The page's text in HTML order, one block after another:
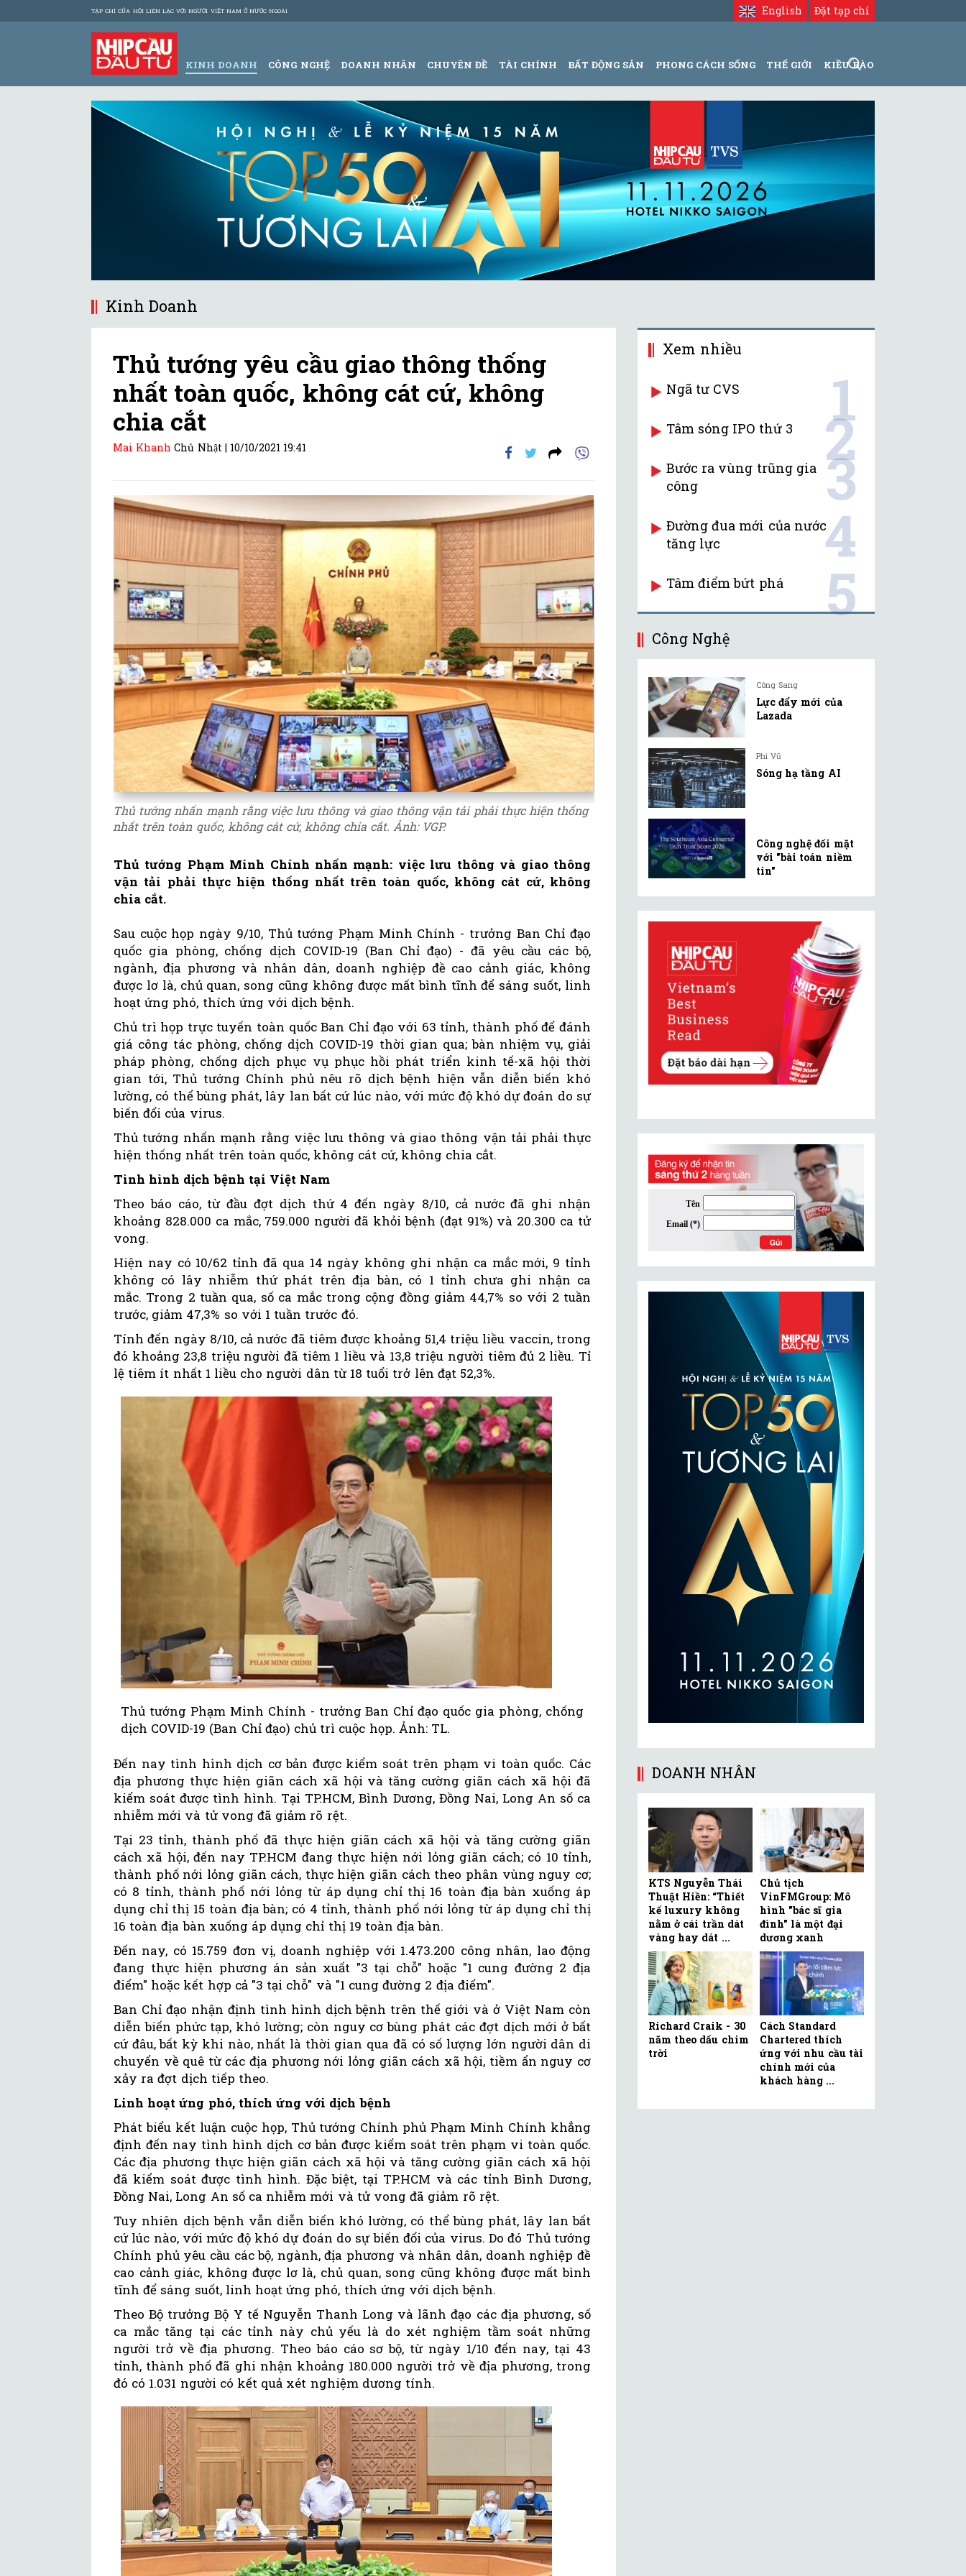
TẠP CHÍ CỦA HỘI LIÊN LẠC VỚI NGƯỜI VIỆT NAM Ở NƯỚC NGOÀI Đặt tạp chí
English
KINH DOANH CÔNG NGHỆ DOANH NHÂN CHUYÊN ĐỀ TÀI CHÍNH BẤT ĐỘNG SẢN PHONG CÁCH SỐNG THẾ GIỚI KIỀU BÀO
Kinh Doanh
Thủ tướng yêu cầu giao thông thống
nhất toàn quốc, không cát cứ, không
chia cắt
Mai Khanh Chủ Nhật | 10/10/2021 19:41
Thủ tướng nhấn mạnh rằng việc lưu thông và giao thông vận tải phải thực hiện thống
nhất trên toàn quốc, không cát cứ, không chia cắt. Ảnh: VGP.
Thủ tướng Phạm Minh Chính nhấn mạnh: việc lưu thông và giao thông
vận tải phải thực hiện thống nhất trên toàn quốc, không cát cứ, không
chia cắt.
Sau cuộc họp ngày 9/10, Thủ tướng Phạm Minh Chính - trưởng Ban Chỉ đạo
quốc gia phòng, chống dịch COVID-19 (Ban Chỉ đạo) - đã yêu cầu các bộ,
ngành, địa phương và nhân dân, doanh nghiệp đề cao cảnh giác, không
được lơ là, chủ quan, song cũng không được mất bình tĩnh để sáng suốt, linh
hoạt ứng phó, thích ứng với dịch bệnh.
Chủ trì họp trực tuyến toàn quốc Ban Chỉ đạo với 63 tỉnh, thành phố để đánh
giá công tác phòng, chống dịch COVID-19 thời gian qua; bàn nhiệm vụ, giải
pháp phòng, chống dịch phục vụ phục hồi phát triển kinh tế-xã hội thời
gian tới, Thủ tướng Chính phủ nêu rõ dịch bệnh hiện vẫn diễn biến khó
lường, có thể bùng phát, lây lan bất cứ lúc nào, với mức độ khó dự đoán do sự
biến đổi của virus.
Thủ tướng nhấn mạnh rằng việc lưu thông và giao thông vận tải phải thực
hiện thống nhất trên toàn quốc, không cát cứ, không chia cắt.
Tình hình dịch bệnh tại Việt Nam
Theo báo cáo, từ đầu đợt dịch thứ 4 đến ngày 8/10, cả nước đã ghi nhận
khoảng 828.000 ca mắc, 759.000 người đã khỏi bệnh (đạt 91%) và 20.300 ca tử
vong.
Hiện nay có 10/62 tỉnh đã qua 14 ngày không ghi nhận ca mắc mới, 9 tỉnh
không có lây nhiễm thứ phát trên địa bàn, có 1 tỉnh chưa ghi nhận ca
mắc. Trong 2 tuần qua, số ca mắc trong cộng đồng giảm 44,7% so với 2 tuần
trước, giảm 47,3% so với 1 tuần trước đó.
Tính đến ngày 8/10, cả nước đã tiêm được khoảng 51,4 triệu liều vaccin, trong
đó khoảng 23,8 triệu người đã tiêm 1 liều và 13,8 triệu người tiêm đủ 2 liều. Tỉ
lệ tiêm ít nhất 1 liều cho người dân từ 18 tuổi trở lên đạt 52,3%.
Thủ tướng Phạm Minh Chính - trưởng Ban Chỉ đạo quốc gia phòng, chống
dịch COVID-19 (Ban Chỉ đạo) chủ trì cuộc họp. Ảnh: TL.
Đến nay tình hình dịch cơ bản được kiểm soát trên phạm vi toàn quốc. Các
địa phương thực hiện giãn cách xã hội và tăng cường giãn cách xã hội đã
kiểm soát được tình hình. Tại TP.HCM, Bình Dương, Đồng Nai, Long An số ca
nhiễm mới và tử vong đã giảm rõ rệt.
Tại 23 tỉnh, thành phố đã thực hiện giãn cách xã hội và tăng cường giãn
cách xã hội, đến nay TP.HCM đang thực hiện nới lỏng giãn cách; có 10 tỉnh,
thành phố nới lỏng giãn cách, thực hiện giãn cách theo phân vùng nguy cơ;
có 8 tỉnh, thành phố nới lỏng từ áp dụng chỉ thị 16 toàn địa bàn xuống áp
dụng chỉ thị 15 toàn địa bàn; có 4 tỉnh, thành phố nới lỏng từ áp dụng chỉ thị
16 toàn địa bàn xuống áp dụng chỉ thị 19 toàn địa bàn.
Đến nay, có 15.759 đơn vị, doanh nghiệp với 1.473.200 công nhân, lao động
đang thực hiện phương án sản xuất "3 tại chỗ" hoặc "1 cung đường 2 địa
điểm" hoặc kết hợp cả "3 tại chỗ" và "1 cung đường 2 địa điểm".
Ban Chỉ đạo nhận định tình hình dịch bệnh trên thế giới và ở Việt Nam còn
diễn biến phức tạp, khó lường; còn nguy cơ bùng phát các đợt dịch mới ở bất
cứ đâu, bất kỳ khi nào, nhất là thời gian qua đã có số lượng lớn người dân di
chuyển về quê từ các địa phương nới lỏng giãn cách xã hội, tiềm ẩn nguy cơ
xảy ra đợt dịch tiếp theo.
Linh hoạt ứng phó, thích ứng với dịch bệnh
Phát biểu kết luận cuộc họp, Thủ tướng Chính phủ Phạm Minh Chính khẳng
định đến nay tình hình dịch cơ bản được kiểm soát trên phạm vi toàn quốc.
Các địa phương thực hiện giãn cách xã hội và tăng cường giãn cách xã hội
đã kiểm soát được tình hình. Đặc biệt, tại TP.HCM và các tỉnh Bình Dương,
Đồng Nai, Long An số ca nhiễm mới và tử vong đã giảm rõ rệt.
Tuy nhiên dịch bệnh vẫn diễn biến khó lường, có thể bùng phát, lây lan bất
cứ lúc nào, với mức độ khó dự đoán do sự biến đổi của virus. Do đó Thủ tướng
Chính phủ yêu cầu các bộ, ngành, địa phương và nhân dân, doanh nghiệp đề
cao cảnh giác, không được lơ là, chủ quan, song cũng không được mất bình
tĩnh để sáng suốt, linh hoạt ứng phó, thích ứng với dịch bệnh.
Theo Bộ trưởng Bộ Y tế Nguyễn Thanh Long và lãnh đạo các địa phương, số
ca mắc tăng tại các tỉnh này chủ yếu là do xét nghiệm tầm soát những
người trở về địa phương. Theo báo cáo sơ bộ, từ ngày 1/10 đến nay, tại 43
tỉnh, thành phố đã ghi nhận khoảng 180.000 người trở về địa phương, trong
đó có 1.031 người có kết quả xét nghiệm dương tính.
Xem nhiều
Ngã tư CVS 1
Tâm sóng IPO thứ 3 2
Bước ra vùng trũng gia
công
3
Đường đua mới của nước
tăng lực
4
Tâm điểm bứt phá 5
Công Nghệ
Công Sang
Lực đẩy mới của
Lazada
Phi Vũ
Sóng hạ tầng AI
Công nghệ đối mặt
với "bài toán niềm
tin"
DOANH NHÂN
KTS Nguyễn Thái
Thuật Hiền: “Thiết
kế luxury không
nằm ở cái trần dát
vàng hay dát ...
Chủ tịch
VinFMGroup: Mô
hình "bác sĩ gia
đình" là một đại
dương xanh
Richard Craik - 30
năm theo dấu chim
trời
Cách Standard
Chartered thích
ứng với nhu cầu tài
chính mới của
khách hàng ...